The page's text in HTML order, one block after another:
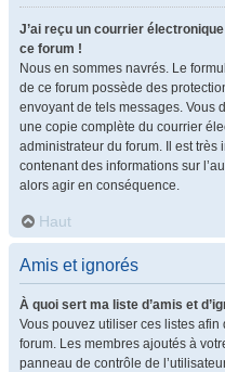
J’ai reçu un courrier
ce forum !
Nous en sommes navrés. Le
de ce forum possède des
envoyant de tels messages. Vous
une copie complète du courrier
administrateur du forum. Il est très
contenant des informations sur
alors agir en conséquence.
Haut
Amis et ignorés
À quoi sert ma liste d’amis et
Vous pouvez utiliser ces listes afin
forum. Les membres ajoutés à
panneau de contrôle de